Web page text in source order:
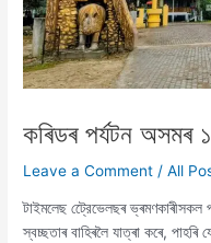
কৰিডৰ পৰ্যটন অসমৰ
Leave a Comment /All
টাইমলেছ ট্রেেভেলছৰ
স্বচ্ছতাৰ বাহিৰলৈ যাত্ৰা কৰে,